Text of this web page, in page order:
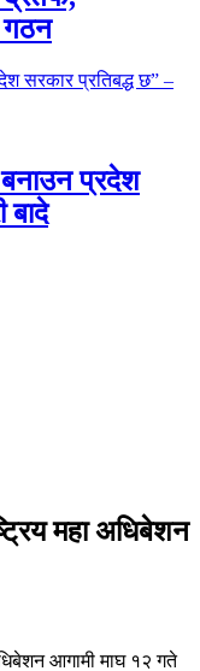
गठन
प्रदेश
बादे
महा अधिबेशन